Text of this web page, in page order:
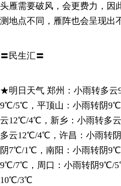
头雁需要破风，会更费力，因
测地点不同，雁阵也会呈现出
〓民生汇〓
★明日天气 郑州：小雨转多
9℃/5℃，平顶山：小雨转阴
云12℃/4℃，新乡：小雨转多
多云12℃/4℃，许昌：小雨转
阴7℃/1℃，南阳：小雨转阴
9℃/7℃，周口：小雨转阴9℃/
10℃/3℃